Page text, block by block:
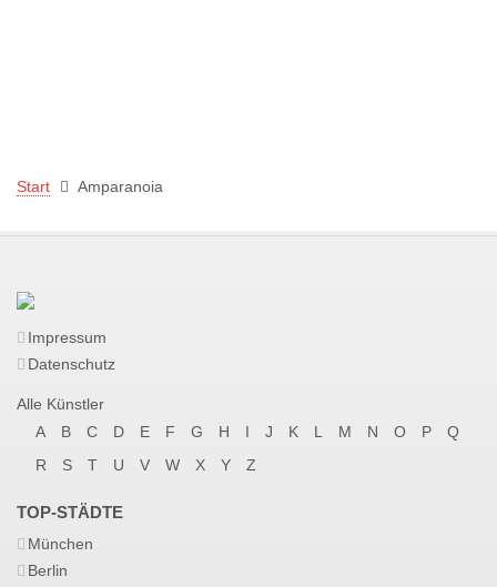
Start Amparanoia
Impressum
Datenschutz
Alle Künstler
A
B C D E F G H I J K L M N O P
Q
R
S T U V W X Y Z
TOP-STÄDTE
München
Berlin